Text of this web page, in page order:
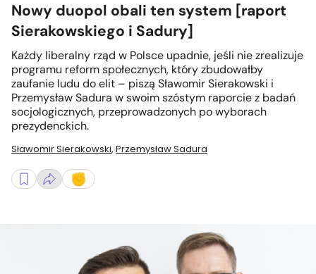
Nowy duopol obali ten system [raport
Sierakowskiego i Sadury]
Każdy liberalny rząd w Polsce upadnie, jeśli nie zrealizuje
programu reform społecznych, który zbudowałby
zaufanie ludu do elit – piszą Sławomir Sierakowski i
Przemysław Sadura w swoim szóstym raporcie z badań
socjologicznych, przeprowadzonych po wyborach
prezydenckich.
Sławomir Sierakowski, Przemysław Sadura